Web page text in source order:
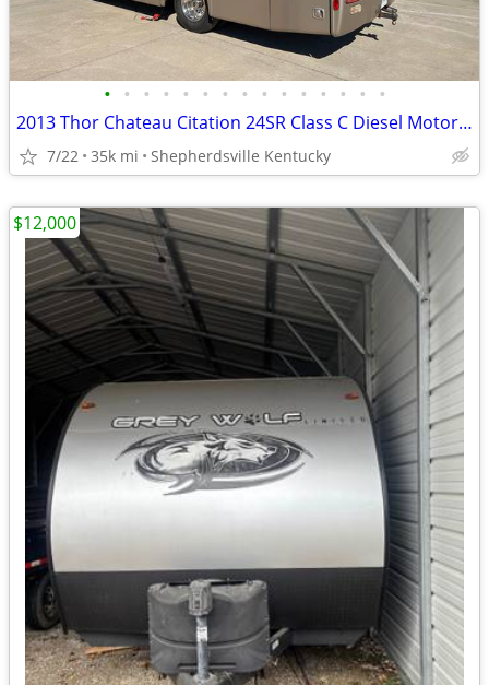
• • • • • • • • • • • • • • •
2013 Thor Chateau Citation 24SR Class C Diesel Motorhome
7/22 35k mi Shepherdsville Kentucky
$12,000